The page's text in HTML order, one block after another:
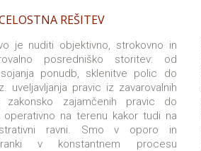
REŠITEV
je nuditi objektivno, strokovno in
posredniško storitev: od
ponudb, sklenitve polic do
uveljavljanja pravic iz zavarovalnih
zajamčenih pravic do
operativno na terenu kakor tudi na
ravni. Smo v oporo in
v konstantnem procesu